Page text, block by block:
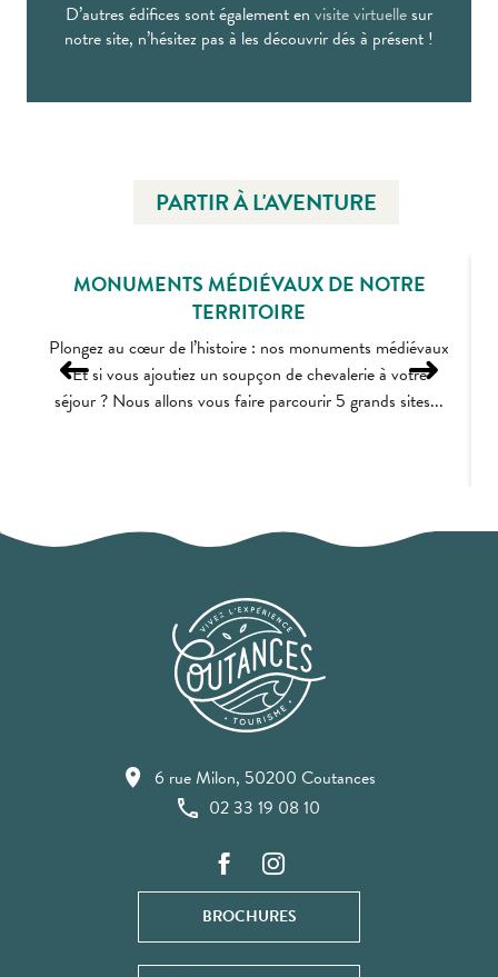
D’autres édifices sont également en visite virtuellesur
notre site, n’hésitez pas à les découvrir dés à présent !
PARTIR À L'AVENTURE
MONUMENTS MÉDIÉVAUX DE NOTRE
TERRITOIRE
Plongez au cœur de l’histoire : nos monuments médiévaux
Et si vous ajoutiez un soupçon de chevalerie à votre
séjour ? Nous allons vous faire parcourir 5 grands sites...
6 rue Milon, 50200 Coutances
02 33 19 08 10
BROCHURES